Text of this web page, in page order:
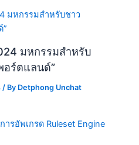
มหกรรมสำหรับ
อร์ตแลนด์”
/ By Detphong Unchat